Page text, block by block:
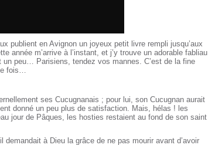
publient en Avignon un joyeux petit livre rempli jusqu’aux
année m’arrive à l’instant, et j’y trouve un adorable fabliau
un peu… Parisiens, tendez vos mannes. C’est de la fine
fois…
ses Cucugnanais ; pour lui, son Cucugnan aurait
donné un peu plus de satisfaction. Mais, hélas ! les
jour de Pâques, les hosties restaient au fond de son saint
à Dieu la grâce de ne pas mourir avant d’avoir